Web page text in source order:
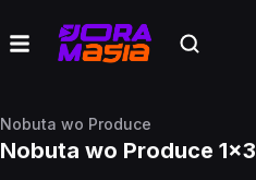
Nobuta wo Produce
Nobuta wo Produce 1x3